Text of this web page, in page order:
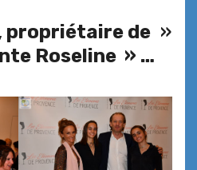
propriétaire de »
Roseline » …